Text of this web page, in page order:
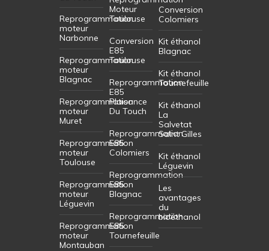
Reprogrammation
moteur
Narbonne
Reprogrammation
moteur
Blagnac
Reprogrammation
moteur
Muret
Reprogrammation
moteur
Toulouse
Reprogrammation
moteur
Léguevin
Reprogrammation
moteur
Montauban
Moteur
Toulouse
Conversion
E85
Toulouse
Reprogrammation
E85
Plaisance
Du Touch
Reprogrammation
E85
Colomiers
Reprogrammation
E85
Blagnac
Reprogrammation
E85
Tournefeuille
Conversion
Colomiers
Kit éthanol
Blagnac
Kit éthanol
Tournefeuille
Kit éthanol
La
Salvetat
Saint Gilles
Kit éthanol
Léguevin
Les
avantages
du
bioéthanol